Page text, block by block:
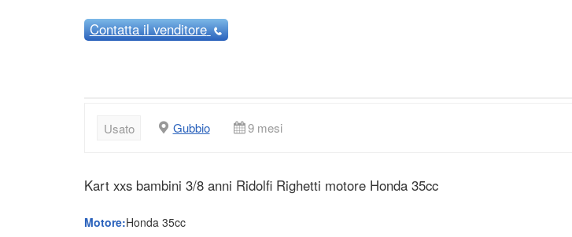
Contattail venditore
Usato Gubbio 9 mesi
Kart xxs bambini 3/8 anni Ridolfi Righetti motore Honda 35cc
Motore:Honda 35cc